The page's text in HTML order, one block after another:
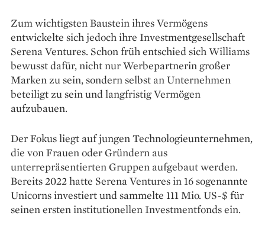
Zum wichtigsten Baustein ihres Vermögens
entwickelte sich jedoch ihre Investmentgesellschaft
Serena Ventures. Schon früh entschied sich Williams
bewusst dafür, nicht nur Werbepartnerin großer
Marken zu sein, sondern selbst an Unternehmen
beteiligt zu sein und langfristig Vermögen
aufzubauen.
Der Fokus liegt auf jungen Technologieunternehmen,
die von Frauen oder Gründern aus
unterrepräsentierten Gruppen aufgebaut werden.
Bereits 2022 hatte Serena Ventures in 16 sogenannte
Unicorns investiert und sammelte 111 Mio. US-$ für
seinen ersten institutionellen Investmentfonds ein.